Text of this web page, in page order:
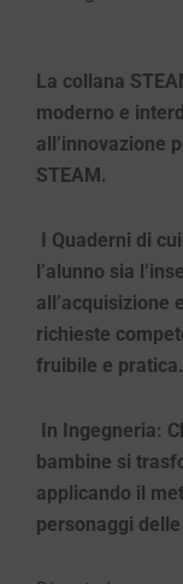
La collana
moderno e
all’innovazione
STEAM.
I Quaderni di
l’alunno sia
all’acquisizione
richieste
fruibile e pratica.
In Ingegneria:
bambine si
applicando il
personaggi